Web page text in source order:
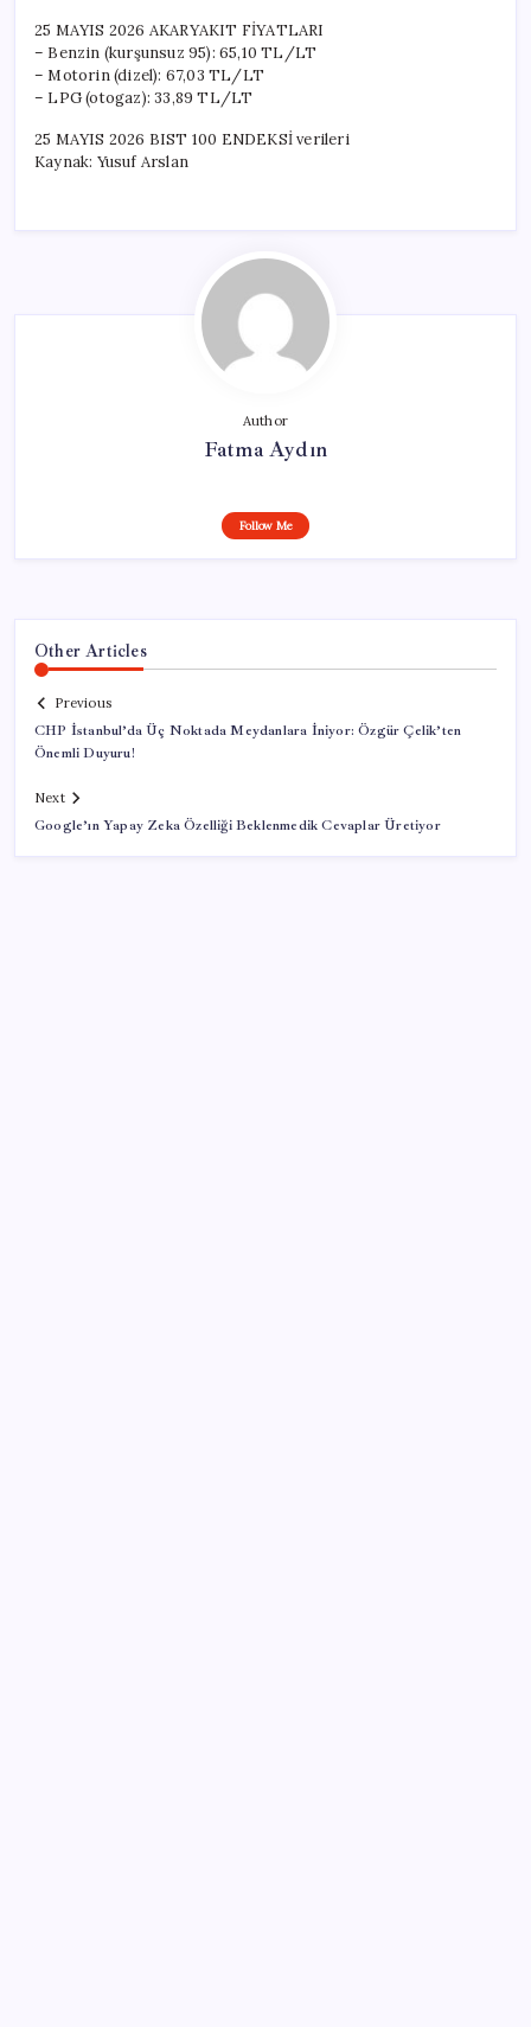
25 MAYIS 2026 AKARYAKIT FİYATLARI
– Benzin (kurşunsuz 95): 65,10 TL/LT
– Motorin (dizel): 67,03 TL/LT
– LPG (otogaz): 33,89 TL/LT
25 MAYIS 2026 BIST 100 ENDEKSİ verileri
Kaynak: Yusuf Arslan
Author
Fatma Aydın
Follow Me
Other Articles
Previous
CHP İstanbul’da Üç Noktada Meydanlara İniyor: Özgür Çelik’ten
Önemli Duyuru!
Next
Google’ın Yapay Zeka Özelliği Beklenmedik Cevaplar Üretiyor